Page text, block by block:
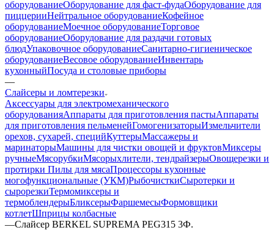
оборудованиеОборудование для фаст-фудаОборудование для
пиццерииНейтральное оборудованиеКофейное
оборудованиеМоечное оборудованиеТорговое
оборудованиеОборудование для раздачи готовых
блюдУпаковочное оборудованиеСанитарно-гигиеническое
оборудованиеВесовое оборудованиеИнвентарь
кухонныйПосуда и столовые приборы
—
Слайсеры и ломтерезки
Аксессуары для электромеханического
оборудованияАппараты для приготовления пастыАппараты
для приготовления пельменейГомогенизаторыИзмельчители
орехов, сухарей, специйКуттерыМассажеры и
маринаторыМашины для чистки овощей и фруктовМиксеры
ручныеМясорубкиМясорыхлители, тендрайзерыОвощерезки и
протирки Пилы для мясаПроцессоры кухонные
могофункциональные (УКМ)РыбочисткиСыротерки и
сырорезкиТермомиксеры и
термоблендерыБликсерыФаршемесыФормовщики
котлетШприцы колбасные
—Слайсер BERKEL SUPREMA PEG315 3Ф.